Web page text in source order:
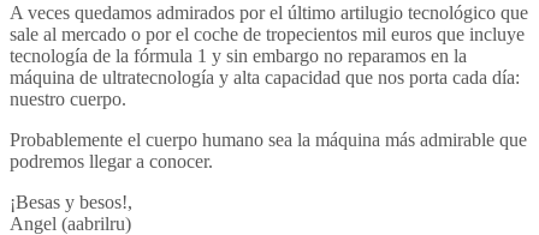
A veces quedamos admirados por el último artilugio tecnológico que
sale al mercado o por el coche de tropecientos mil euros que incluye
tecnología de la fórmula 1 y sin embargo no reparamos en la
máquina de ultratecnología y alta capacidad que nos porta cada día:
nuestro cuerpo.
Probablemente el cuerpo humano sea la máquina más admirable que
podremos llegar a conocer.
¡Besas y besos!,
Angel (aabrilru)